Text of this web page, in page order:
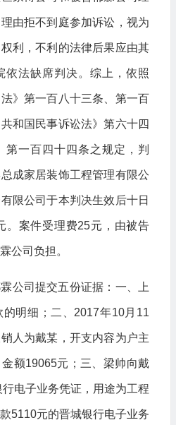
由拒不到庭参加诉讼，视为
利，不利的法律后果应由其
依法缺席判决。综上，依照
》第一百八十三条、第一百
和国民事诉讼法》第六十四
第一百四十四条之规定，判
成家居装饰工程管理有限公
限公司于本判决生效后十日
。案件受理费25元，由被告
公司负担。
公司提交五份证据：一、上
明细；二、2017年10月11
人为戴某，开支内容为户主
额19065元；三、梁帅向戴
电子业务凭证，用途为工程
5110元的晋城银行电子业务